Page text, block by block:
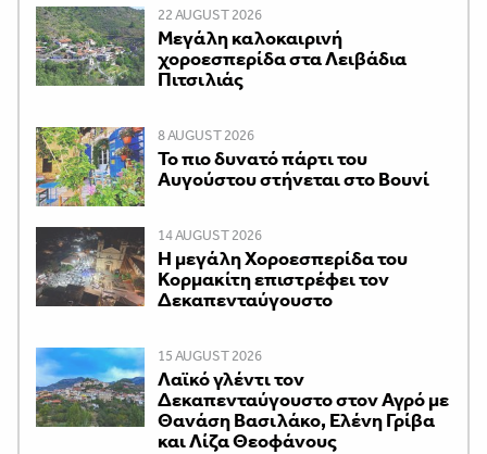
22 AUGUST 2026
Μεγάλη καλοκαιρινή
χοροεσπερίδα στα Λειβάδια
Πιτσιλιάς
8 AUGUST 2026
Το πιο δυνατό πάρτι του
Αυγούστου στήνεται στο Βουνί
14 AUGUST 2026
Η μεγάλη Χοροεσπερίδα του
Κορμακίτη επιστρέφει τον
Δεκαπενταύγουστο
15 AUGUST 2026
Λαϊκό γλέντι τον
Δεκαπενταύγουστο στον Αγρό με
Θανάση Βασιλάκο, Ελένη Γρίβα
και Λίζα Θεοφάνους